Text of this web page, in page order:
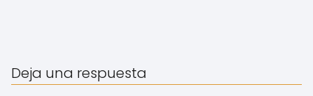
Deja una respuesta